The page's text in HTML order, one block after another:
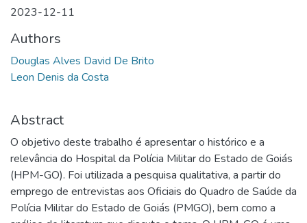
2023-12-11
Authors
Douglas Alves David De Brito
Leon Denis da Costa
Abstract
O objetivo deste trabalho é apresentar o histórico e a
relevância do Hospital da Polícia Militar do Estado de Goiás
(HPM-GO). Foi utilizada a pesquisa qualitativa, a partir do
emprego de entrevistas aos Oficiais do Quadro de Saúde da
Polícia Militar do Estado de Goiás (PMGO), bem como a